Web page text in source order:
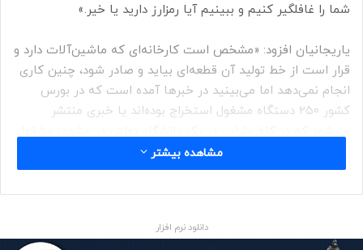
شما را غافلگیر کنیم و ببینیم آیا رمزارز دارید یا خیر.»
یاریجانیان افزود: «مشخص است کارخانه‌ای که ماشین‌آلات دارد و
قرار است از خط تولید آن قطعه‌ای بیاید و صادر شود، چنین کاری
انجام نمی‌دهد اما می‌بینید در خبرها آمده است که در بورس
کشور ۲۵۰ دستگاه مشغول استخراج بوده‌اند یا خبری منتشر
به باور او منشأ استخراج‌ رمزارز دولتی است و دستگاه‌هایی که
اصلی ناترازی انرژی در ایران این موضوع است. هرویک یاریجانیان،
مشاهده بیشتر
دانلود نرم افزار